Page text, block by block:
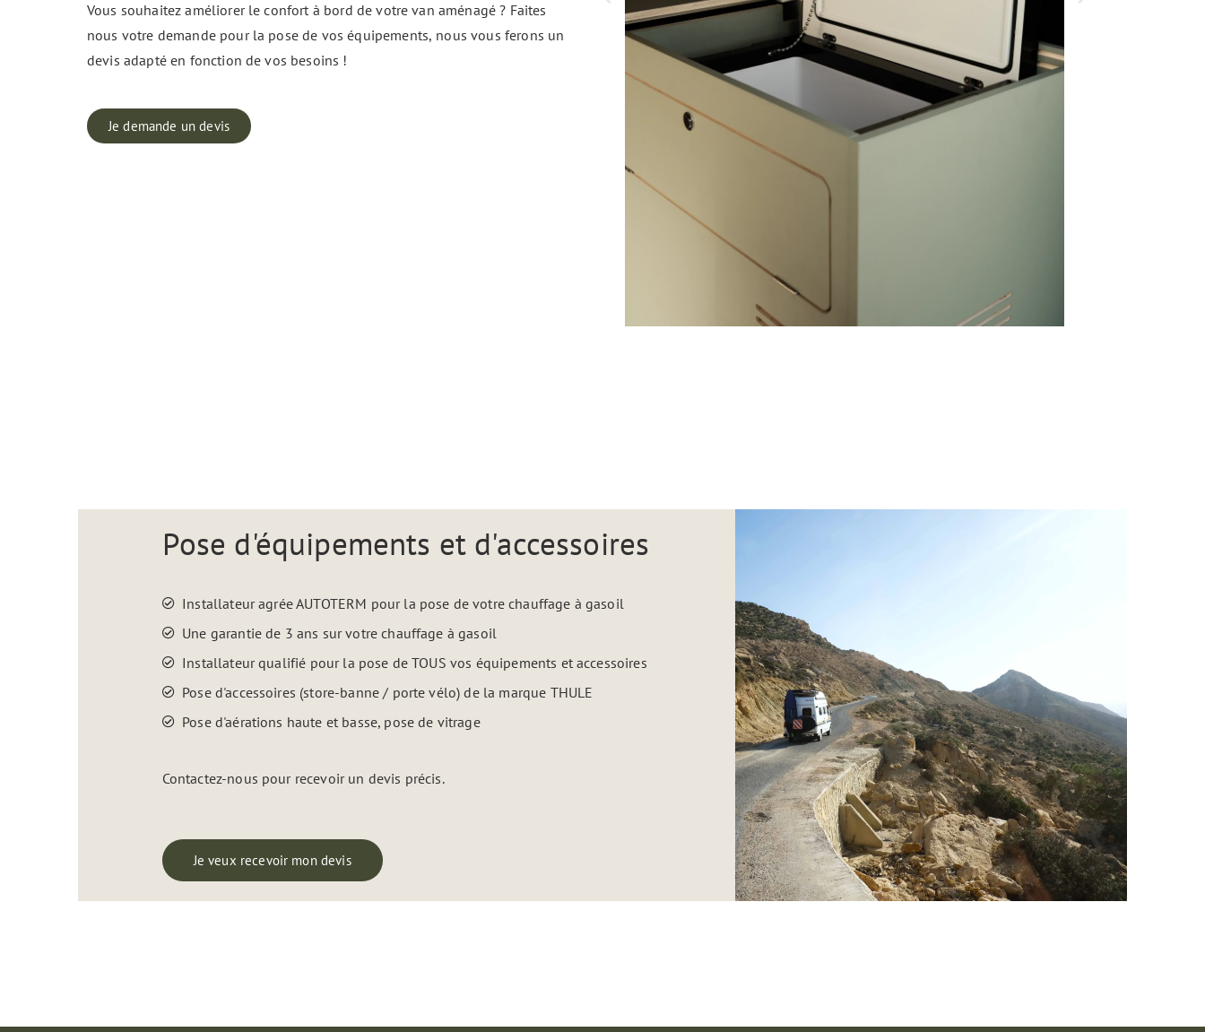
Vous souhaitez améliorer le confort à bord de votre van aménagé ? Faites
nous votre demande pour la pose de vos équipements, nous vous ferons un
devis adapté en fonction de vos besoins !
Je demande un devis
Pose d'équipements et d'accessoires
Installateur agrée AUTOTERM pour la pose de votre chauffage à gasoil
Une garantie de 3 ans sur votre chauffage à gasoil
Installateur qualifié pour la pose de TOUS vos équipements et accessoires
Pose d'accessoires (store-banne / porte vélo) de la marque THULE
Pose d'aérations haute et basse, pose de vitrage
Contactez-nous pour recevoir un devis précis.
Je veux recevoir mon devis